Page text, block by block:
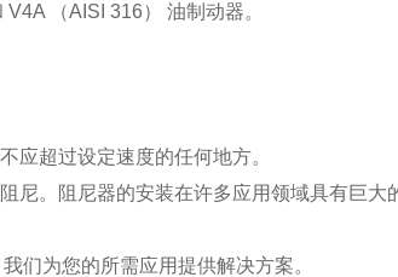
（AISI 316） 油制动器。
应超过设定速度的任何地方。
尼。阻尼器的安装在许多应用领域具有巨大
们为您的所需应用提供解决方案。